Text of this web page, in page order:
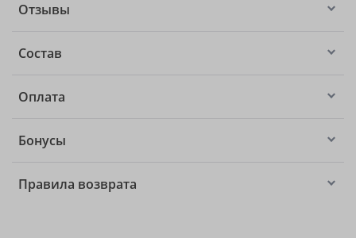
Отзывы
Состав
Оплата
Бонусы
Правила возврата